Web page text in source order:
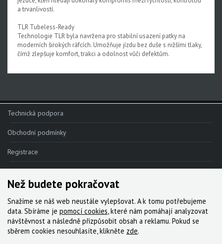
a trvanlivostí.
TLR Tubeless-Ready
Technologie TLR byla navržena pro stabilní usazení patky na
moderních širokých ráfcích. Umožňuje jízdu bez duše s nižšími tlaky,
čímž zlepšuje komfort, trakci a odolnost vůči defektům.
Technická podpora
Obchodní podmínky
Registrace
Reklamace
Kde nakoupit
Kontakt
Servis
Než budete pokračovat
Snažíme se náš web neustále vylepšovat. A k tomu potřebujeme
data. Sbíráme je pomocí cookies, které nám pomáhají analyzovat
návštěvnost a následně přizpůsobit obsah a reklamu. Pokud se
sběrem cookies nesouhlasíte, klikněte zde.